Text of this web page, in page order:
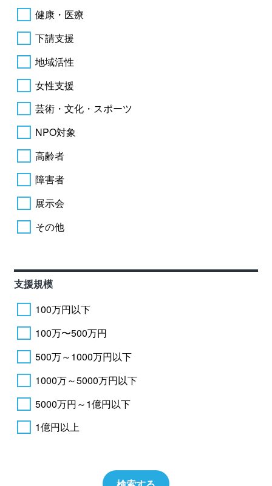
健康・医療
下請支援
地域活性
女性支援
芸術・文化・スポーツ
NPO対象
高齢者
障害者
展示会
その他
支援規模
100万円以下
100万〜500万円
500万～1000万円以下
1000万～5000万円以下
5000万円～1億円以下
1億円以上